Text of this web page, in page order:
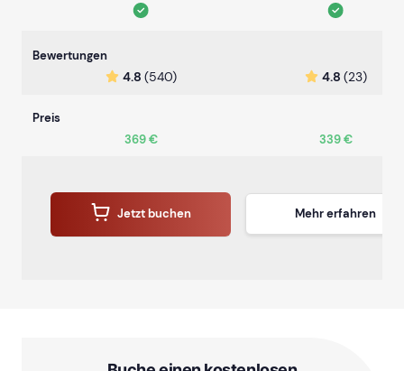
Bewertungen
4.8 (540) 4.8 (23)
Preis
369 €
339 €
Jetzt buchen Mehr erfahren